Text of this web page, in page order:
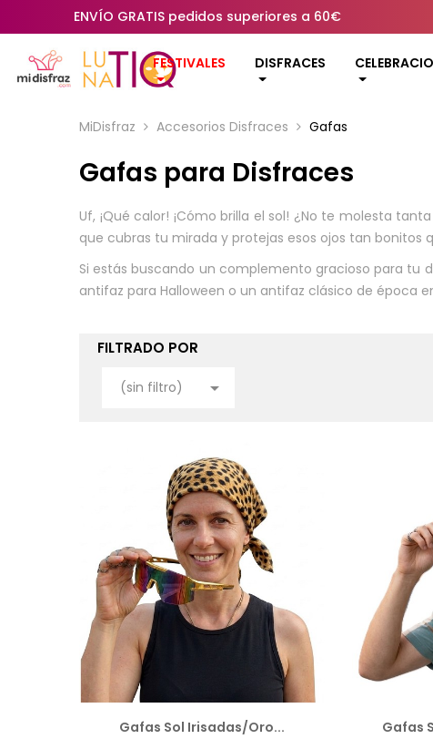
ENVÍO GRATIS pedidos superiores a 60€
FESTIVALES DISFRACES
MiDisfraz Accesorios Disfraces Gafas
Gafas para Disfraces
Uf, ¡Qué calor! ¡Cómo brilla el sol! ¿No te molesta
que cubras tu mirada y protejas esos ojos tan bonitos
Si estás buscando un complemento gracioso para tu
antifaz para Halloween o un antifaz clásico de época
FILTRADO POR
(sin filtro) 
Gafas Sol Irisadas/Oro... Gafas